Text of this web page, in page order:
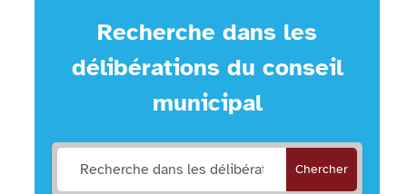
Recherche dans les
délibérations du conseil
municipal
Chercher